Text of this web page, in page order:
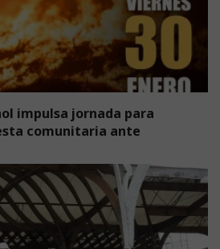
impulsa jornada para
comunitaria ante